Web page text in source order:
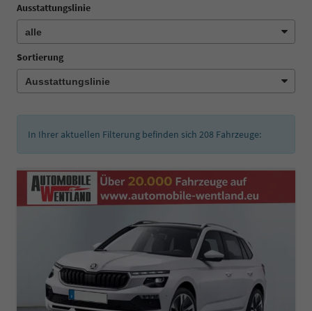
Ausstattungslinie
Sortierung
In Ihrer aktuellen Filterung befinden sich 208 Fahrzeuge: